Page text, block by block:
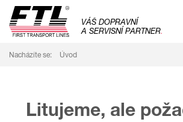
VÁŠ DOPRAVNÍ
A SERVISNÍ PARTNER.
Nacházíte se: Úvod
Litujeme, ale